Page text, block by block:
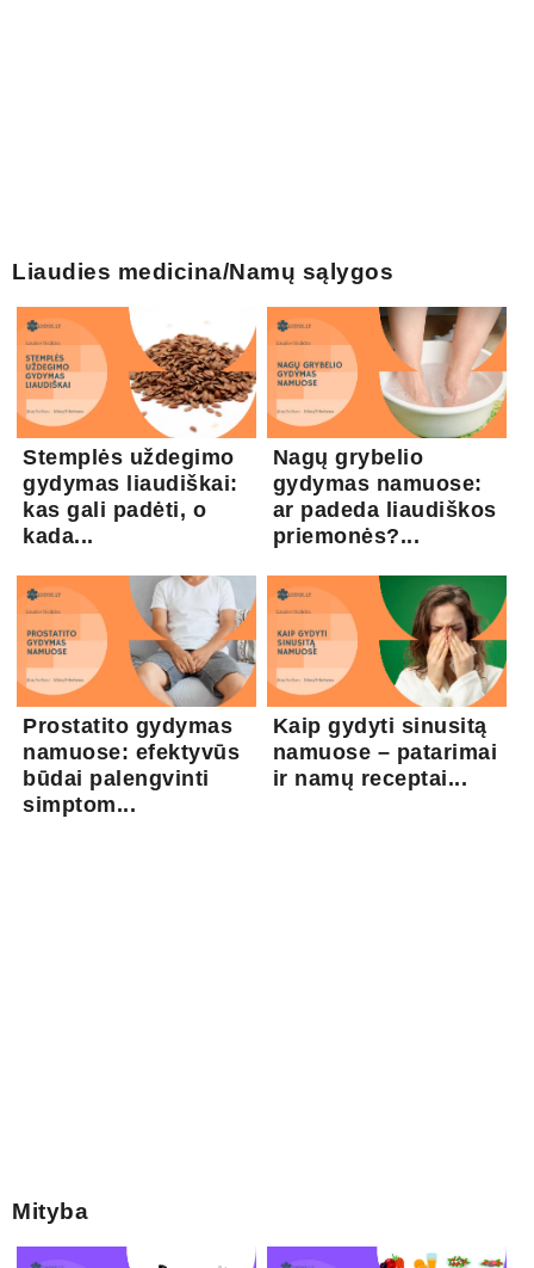
Liaudies medicina/Namų sąlygos
Stemplės uždegimo
gydymas liaudiškai:
kas gali padėti, o
kada...
Nagų grybelio
gydymas namuose:
ar padeda liaudiškos
priemonės?...
Prostatito gydymas
namuose: efektyvūs
būdai palengvinti
simptom...
Kaip gydyti sinusitą
namuose – patarimai
ir namų receptai...
Mityba